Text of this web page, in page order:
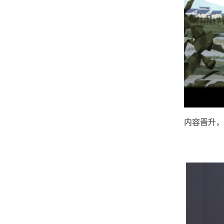
内容晋升